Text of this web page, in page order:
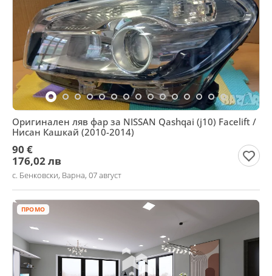
Оригинален ляв фар за NISSAN Qashqai (j10) Facelift /
Нисан Кашкай (2010-2014)
90 €
176,02 лв
с. Бенковски, Варна, 07 август
ПРОМО